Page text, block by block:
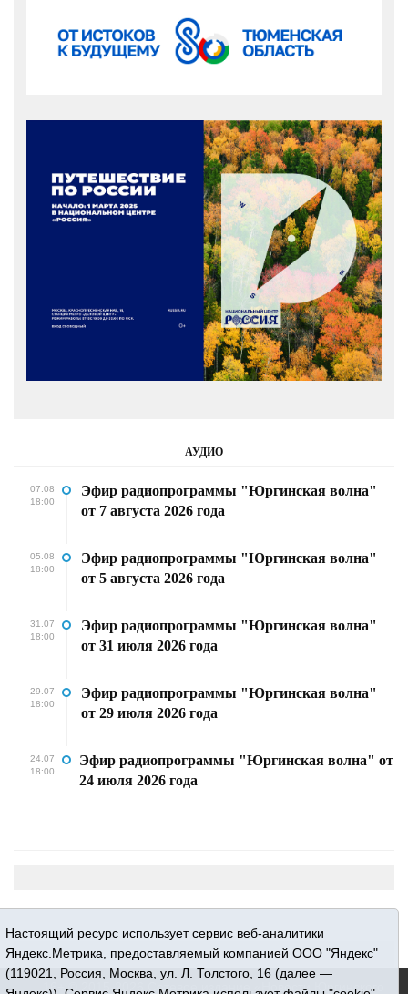
АУДИО
07.08
18:00
Эфир радиопрограммы "Юргинская волна"
от 7 августа 2026 года
05.08
18:00
Эфир радиопрограммы "Юргинская волна"
от 5 августа 2026 года
31.07
18:00
Эфир радиопрограммы "Юргинская волна"
от 31 июля 2026 года
29.07
18:00
Эфир радиопрограммы "Юргинская волна"
от 29 июля 2026 года
24.07
18:00
Эфир радиопрограммы "Юргинская волна" от
24 июля 2026 года
16+ © 2015-2026 Сетевое издание «Новости Юргинского
Настоящий ресурс использует сервис веб-аналитики
Яндекс.Метрика, предоставляемый компанией ООО "Яндекс"
(119021, Россия, Москва, ул. Л. Толстого, 16 (далее —